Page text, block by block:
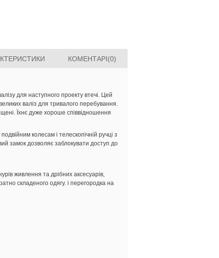
КОМЕНТАРІ(0)
для наступного проекту втечі. Цей
валіз для тривалого перебування.
Їхнє дуже хороше співвідношення
колесам і телескопічній ручці з
замок дозволяє заблокувати доступ до
живлення та дрібних аксесуарів,
складеного одягу. і перегородка на